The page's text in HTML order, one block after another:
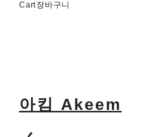
Cart장바구니
아킴 Akeem